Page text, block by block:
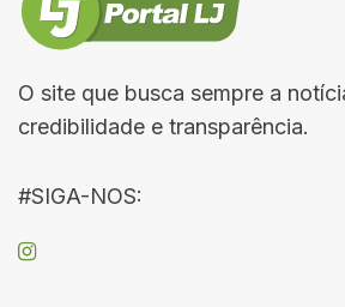
O site que busca sempre a
credibilidade e transparência.
#SIGA-NOS: